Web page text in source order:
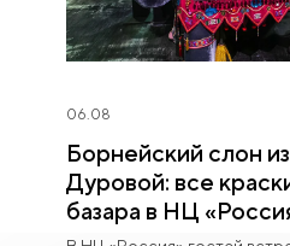
06.08
Борнейский слон
Дуровой: все
базара в НЦ